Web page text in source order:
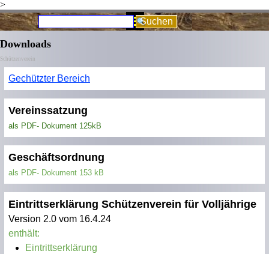
>
Direkt zum SeiteninhaltMenü überspringen
Suchen
Downloads
Schützenverein
Gechützter Bereich
Vereinssatzung
als PDF- Dokument 125kB
Geschäftsordnung
als PDF- Dokument 153 kB
Eintrittserklärung Schützenverein für Volljährige
Version 2.0 vom 16.4.24
enthält:
Eintrittserklärung